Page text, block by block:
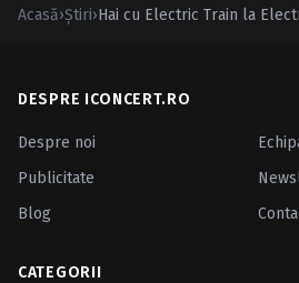
Acasă›Ştiri›Hai cu Electric Train la
DESPRE ICONCERT.RO
Despre noi
Publicitate
Blog
CATEGORII